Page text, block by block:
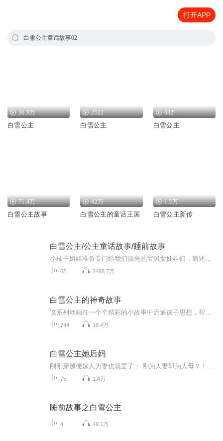
打开APP
白雪公主童话故事02
36.9万
白雪公主
2522
白雪公主
682
白雪公主
71.4万
白雪公主故事
42万
白雪公主的童话王国
1.5万
白雪公主新传
白雪公主/公主童话故事/睡前故事
62 2488.7万
白雪公主的神奇故事
744 18.4万
白雪公主她后妈
75 1.4万
睡前故事之白雪公主
4 49.1万